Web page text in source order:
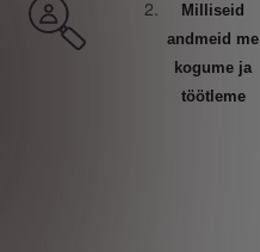
Milliseid
andmeid me
kogume ja
töötleme